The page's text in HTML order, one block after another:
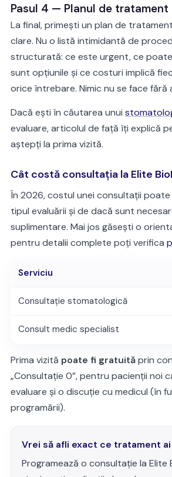
Pasul 4 — Planul de tratament
La final, primești un plan de
clare. Nu o listă intimidantă de
structurată: ce este urgent, ce
sunt opțiunile și ce costuri implică
orice întrebare. Nimic nu se face fără
Dacă ești în căutarea unui
evaluare, articolul de față îți explică
aștepți la prima vizită.
Cât costă consultația la Elite
În 2026, costul unei consultații
tipul evaluării și de dacă sunt
suplimentare. Mai jos găsești o
pentru detalii complete poți verifica
Serviciu
Consultație stomatologică
Consult medic specialist
Prima vizită poate fi gratuităprin
„Consultație 0”, pentru pacienții noi
evaluare și o discuție cu medicul (în
programării).
Vrei să afli exact ce tratament
Programează o consultație la Elite